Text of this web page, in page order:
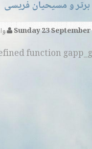
و مسیحیان فریسی
function